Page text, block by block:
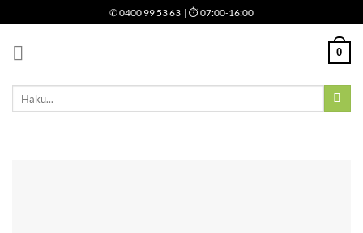
to
content
✆0400 99 53 63 | ⏱ 07:00-16:00
0
Etsi: